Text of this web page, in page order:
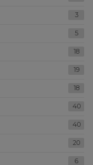
3
5
18
19
18
40
40
20
6